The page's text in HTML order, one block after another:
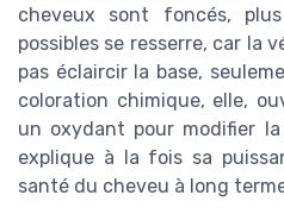
cheveux sont foncés,
possibles se resserre, car la
pas éclaircir la base,
coloration chimique, elle,
un oxydant pour modifier
explique à la fois sa
santé du cheveu à long